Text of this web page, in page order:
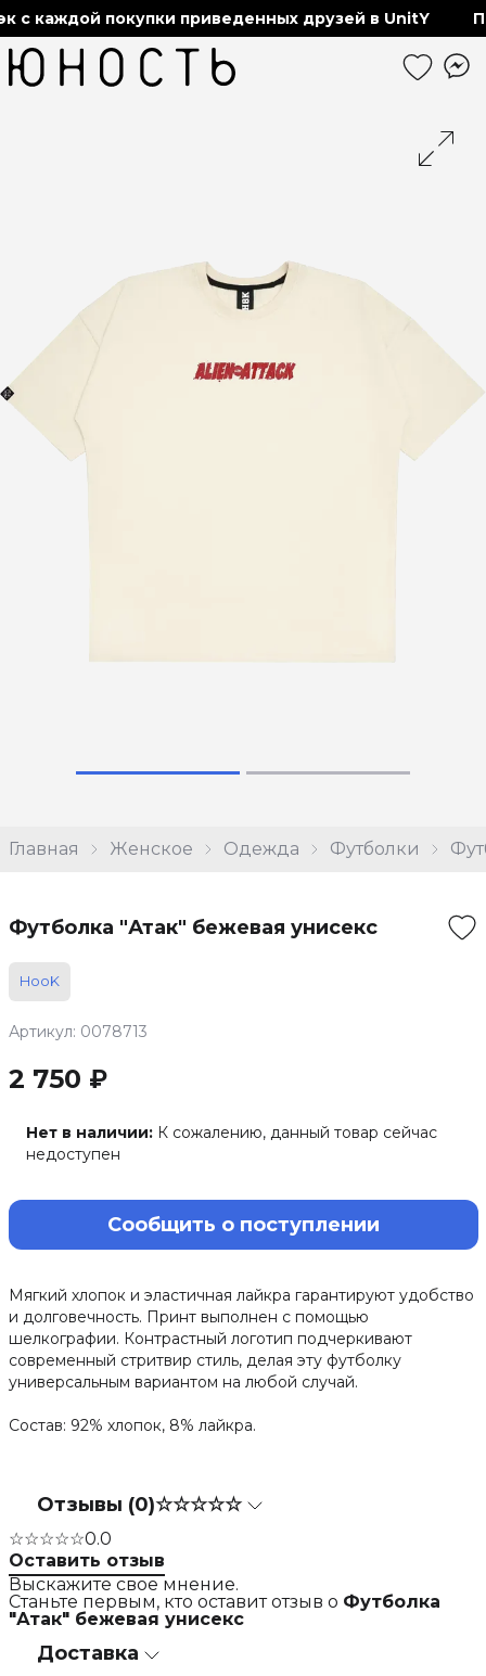
с каждой покупки приведенных друзей в UnitY
Главная Женское Одежда Футболки
Футболка "Атак" бежевая унисекс
HooK
Артикул: 0078713
2 750 ₽
Нет в наличии: К сожалению, данный товар сейчас
недоступен
Сообщить о поступлении
Мягкий хлопок и эластичная лайкра гарантируют удобство
и долговечность. Принт выполнен с помощью
шелкографии. Контрастный логотип подчеркивают
современный стритвир стиль, делая эту футболку
универсальным вариантом на любой случай.
Состав: 92% хлопок, 8% лайкра.
Отзывы (0)☆☆☆☆☆
☆☆☆☆☆0.0
Оставить отзыв
Выскажите свое мнение.
Станьте первым, кто оставит отзыв о Футболка
"Атак" бежевая унисекс
Доставка